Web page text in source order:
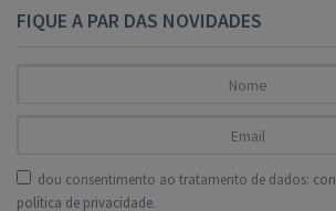
FIQUE A PAR DAS NOVIDADES
dou consentimento ao tratamento de dados:
política de privacidade.